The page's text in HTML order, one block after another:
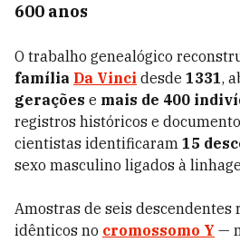
600 anos
O trabalho genealógico
família Da Vinci desde 1331,
gerações e mais de 400
registros históricos e
cientistas identificaram 15
sexo masculino ligados à
Amostras de seis descendentes
idênticos no cromossomo Y —